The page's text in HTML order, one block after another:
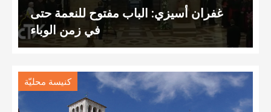
غفران أسيزي: الباب مفتوح للنعمة حتى
في زمن الوباء
كنيسة محليّة